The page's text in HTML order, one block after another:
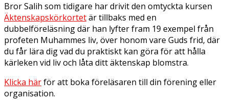
Bror Salih som tidigare har drivit den omtyckta kursen
Äktenskapskörkortetär tillbaks med en
dubbelföreläsning där han lyfter fram 19 exempel från
profeten Muhammes liv, över honom vare Guds frid, där
du får lära dig vad du praktiskt kan göra för att hålla
kärleken vid liv och låta ditt äktenskap blomstra.
Klicka härför att boka föreläsaren till din förening eller
organisation.